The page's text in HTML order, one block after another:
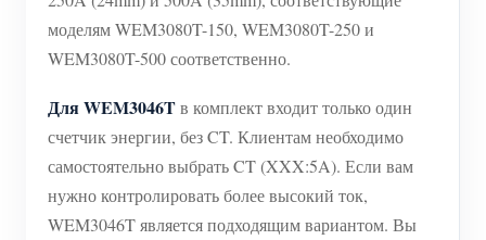
моделям WEM3080T-150, WEM3080T-250 и
WEM3080T-500 соответственно.
Для WEM3046Tв комплект входит только один
счетчик энергии, без CT. Клиентам необходимо
самостоятельно выбрать CT (XXX:5A). Если вам
нужно контролировать более высокий ток,
WEM3046T является подходящим вариантом. Вы